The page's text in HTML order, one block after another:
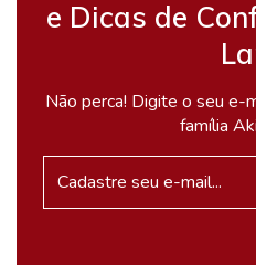
e Dicas de
Não perca! Digite o seu e-
família